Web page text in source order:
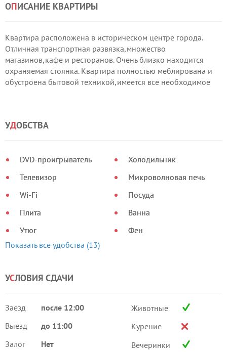
ОПИСАНИЕ КВАРТИРЫ
Квартира расположена в историческом центре города.
Отличная транспортная развязка,множество
магазинов,кафе и ресторанов. Очень близко находится
охраняемая стоянка. Квартира полностью меблирована и
обустроена бытовой техникой,имеется все необходимое
УДОБСТВА
DVD-проигрыватель
Телевизор
Wi-Fi
Плита
Утюг
Холодильник
Микроволновая печь
Посуда
Ванна
Фен
Показать все удобства (13)
УСЛОВИЯ СДАЧИ
Заезд
после 12:00
Выезд
до 11:00
Залог
Нет
Животные
Курение
Вечеринки